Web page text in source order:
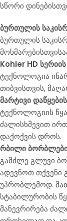
სწორი
ბურთულის
ბურთულის
Kohler HD
ტექნოლოგია
თიბვისთვის,
მარტივი
ტექნოლოგიის
ძალისხმევით
დაქოქვის დროს.
რბილი
გამძლე გლუვი
ადევნოთ თქვენი
უპრობლემოდ.
სტაბილურობის
მანევრირება